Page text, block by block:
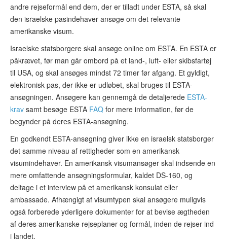
andre rejseformål end dem, der er tilladt under ESTA, så skal
den israelske pasindehaver ansøge om det relevante
amerikanske visum.
Israelske statsborgere skal ansøge online om ESTA. En ESTA er
påkrævet, før man går ombord på et land-, luft- eller skibsfartøj
til USA, og skal ansøges mindst 72 timer før afgang. Et gyldigt,
elektronisk pas, der ikke er udløbet, skal bruges til ESTA-
ansøgningen. Ansøgere kan gennemgå de detaljerede ESTA-
krav samt besøge ESTA FAQ for mere information, før de
begynder på deres ESTA-ansøgning.
En godkendt ESTA-ansøgning giver ikke en israelsk statsborger
det samme niveau af rettigheder som en amerikansk
visumindehaver. En amerikansk visumansøger skal indsende en
mere omfattende ansøgningsformular, kaldet DS-160, og
deltage i et interview på et amerikansk konsulat eller
ambassade. Afhængigt af visumtypen skal ansøgere muligvis
også forberede yderligere dokumenter for at bevise ægtheden
af deres amerikanske rejseplaner og formål, inden de rejser ind
i landet.